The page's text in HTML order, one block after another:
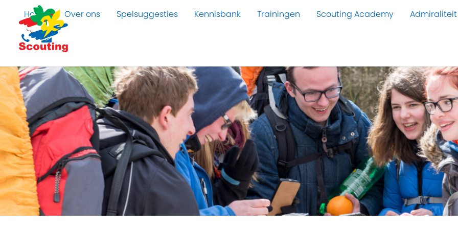
Home Over ons Spelsuggesties Kennisbank Trainingen Scouting Academy Admiraliteit